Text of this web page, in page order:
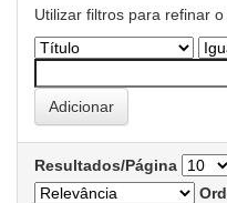
Utilizar filtros para refinar
Resultados/Página